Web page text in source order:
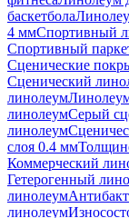
баскетбола
4 ммСпортивный
Спортивный
Сценические
Сценический
линолеум
линолеумСерый
линолеум
слоя 0.4 мм
Коммерческий
Гетерогенный
линолеум
линолеум